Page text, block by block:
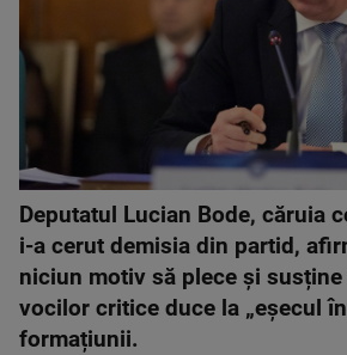
Deputatul Lucian Bode, căruia
i-a cerut demisia din partid,
niciun motiv să plece și
vocilor critice duce la „eșecul
formațiunii.